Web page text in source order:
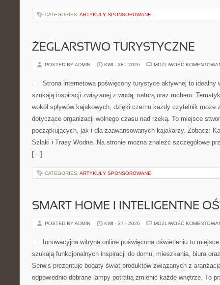
CATEGORIES: ARTYKUŁY SPONSOROWANE
ŻEGLARSTWO TURYSTYCZNE
POSTED BY ADMIN KWI - 28 - 2026 MOŻLIWOŚĆ
Strona internetowa poświęcony turystyce aktywnej to idealny
szukają inspiracji związanej z wodą, naturą oraz ruchem.
wokół spływów kajakowych, dzięki czemu każdy czytelnik może
dotyczące organizacji wolnego czasu nad rzeką. To miejsce
początkujących, jak i dla zaawansowanych kajakarzy. Zobacz:
Szlaki i Trasy Wodne. Na stronie można znaleźć szczegółowe
[…]
CATEGORIES: ARTYKUŁY SPONSOROWANE
SMART HOME I INTELIGENTNE
POSTED BY ADMIN KWI - 27 - 2026 MOŻLIWOŚĆ
Innowacyjna witryna online poświęcona oświetleniu to
szukają funkcjonalnych inspiracji do domu, mieszkania, biura
Serwis prezentuje bogaty świat produktów związanych z
odpowiednio dobrane lampy potrafią zmienić każde wnętrze. To